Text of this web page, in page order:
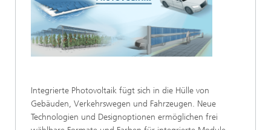
Integrierte Photovoltaik fügt sich in die Hülle von
Gebäuden, Verkehrswegen und Fahrzeugen. Neue
Technologien und Designoptionen ermöglichen frei